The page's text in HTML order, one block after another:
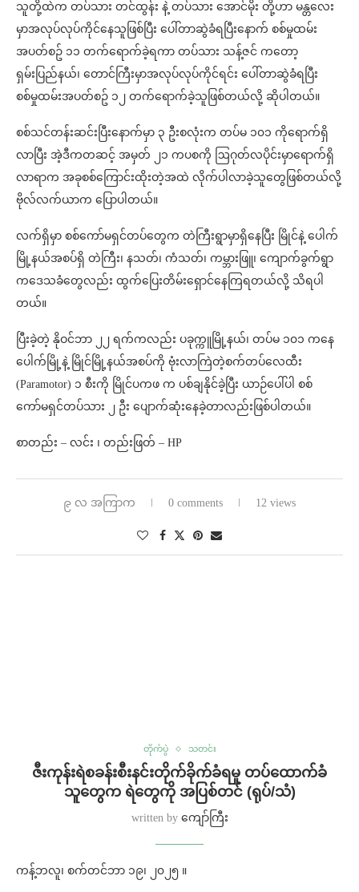
သူတို့ထဲက တပ်သား တင်ထွန်း နဲ့ တပ်သား အောင်မိုး တို့ဟာ မန္တလေး
မှာအလုပ်လုပ်ကိုင်နေသူဖြစ်ပြီး ပေါ်တာဆွဲခံရပြီးနောက် စစ်မှုထမ်း
အပတ်စဥ် ၁၁ တက်ရောက်ခဲ့ရကာ တပ်သား သန့်ဇင် ကတော့
ရှမ်းပြည်နယ်၊ တောင်ကြီးမှာအလုပ်လုပ်ကိုင်ရင်း ပေါ်တာဆွဲခံရပြီး
စစ်မှုထမ်းအပတ်စဥ် ၁၂ တက်ရောက်ခဲ့သူဖြစ်တယ်လို့ ဆိုပါတယ်။
စစ်သင်တန်းဆင်းပြီးနောက်မှာ ၃ ဦးစလုံးက တပ်မ ၁၀၁ ကိုရောက်ရှိ
လာပြီး အဲ့ဒီကတဆင့် အမှတ် ၂၁ ကပစကို ဩဂုတ်လပိုင်းမှာရောက်ရှိ
လာရာက အခုစစ်ကြောင်းထိုးတဲ့အထဲ လိုက်ပါလာခဲ့သူတွေဖြစ်တယ်လို့
ဗိုလ်လက်ယာက ပြောပါတယ်။
လက်ရှိမှာ စစ်ကော်မရှင်တပ်တွေက တဲကြီးရွာမှာရှိနေပြီး မြိုင်နဲ့ ပေါက်
မြို့နယ်အစပ်ရှိ တဲကြီး၊ နသတ်၊ ကံသတ်၊ ကမ္ဘားဖြူ၊ ကျောက်ခွက်ရွာ
ကဒေသခံတွေလည်း ထွက်ပြေးတိမ်းရှောင်နေကြရတယ်လို့ သိရပါ
တယ်။
ပြီးခဲ့တဲ့ နိုဝင်ဘာ ၂၂ ရက်ကလည်း ပခုက္ကူမြို့နယ်၊ တပ်မ ၁၀၁ ကနေ
ပေါက်မြို့နဲ့ မြိုင်မြို့နယ်အစပ်ကို ဗုံးလာကြဲတဲ့စက်တပ်လေထီး
(Paramotor) ၁ စီးကို မြိုင်ပကဖ က ပစ်ချနိုင်ခဲ့ပြီး ယာဉ်ပေါ်ပါ စစ်
ကော်မရှင်တပ်သား ၂ ဦး ပျောက်ဆုံးနေခဲ့တာလည်းဖြစ်ပါတယ်။
စာတည်း – လင်း ၊ တည်းဖြတ် – HP
၉ လ အကြာက 0 comments 12 views
တိုက်ပွဲ သတင်း
ဇီးကုန်းရဲစခန်းစီးနင်းတိုက်ခိုက်ခံရမှု တပ်ထောက်ခံ
သူတွေက ရဲတွေကို အပြစ်တင် (ရုပ်/သံ)
written by ကျော်ကြီး
ကန့်ဘလူ၊ စက်တင်ဘာ ၁၉၊ ၂၀၂၅ ။